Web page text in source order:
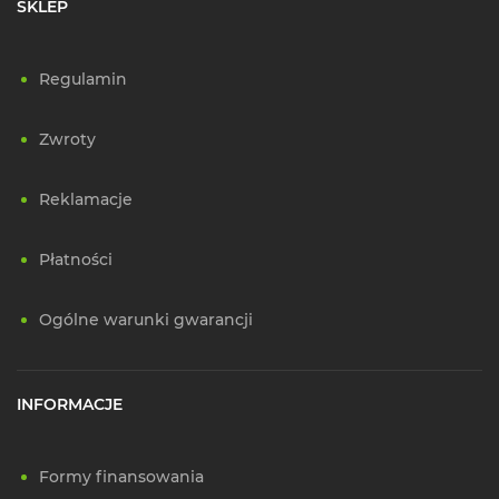
SKLEP
Regulamin
Zwroty
Reklamacje
Płatności
Ogólne warunki gwarancji
INFORMACJE
Formy finansowania